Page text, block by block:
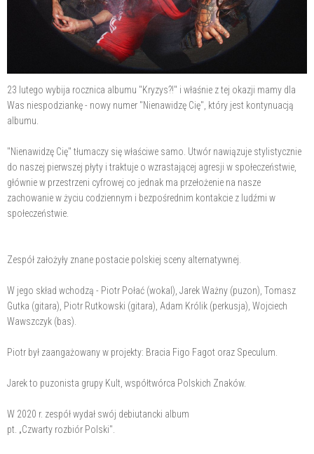
23 lutego wybija rocznica albumu "Kryzys?!" i właśnie z tej okazji mamy dla
Was niespodziankę - nowy numer "Nienawidzę Cię", który jest kontynuacją
albumu.
"Nienawidzę Cię" tłumaczy się właściwe samo. Utwór nawiązuje stylistycznie
do naszej pierwszej płyty i traktuje o wzrastającej agresji w społeczeństwie,
głównie w przestrzeni cyfrowej co jednak ma przełożenie na nasze
zachowanie w życiu codziennym i bezpośrednim kontakcie z ludźmi w
społeczeństwie.
Zespół założyły znane postacie polskiej sceny alternatywnej.
W jego skład wchodzą - Piotr Połać (wokal), Jarek Ważny (puzon), Tomasz
Gutka (gitara), Piotr Rutkowski (gitara), Adam Królik (perkusja), Wojciech
Wawszczyk (bas).
Piotr był zaangażowany w projekty: Bracia Figo Fagot oraz Speculum.
Jarek to puzonista grupy Kult, współtwórca Polskich Znaków.
W 2020 r. zespół wydał swój debiutancki album
pt. „Czwarty rozbiór Polski".